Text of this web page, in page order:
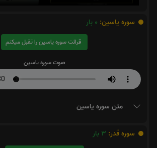
سوره یاسین: 0 بار
قرائت سوره یاسین را تقبل میکنم
صوت سوره یاسین
متن سوره یاسین
سوره قدر: 3 بار